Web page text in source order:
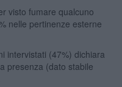
visto fumare qualcuno
nelle pertinenze esterne
intervistati (47%) dichiara
presenza (dato stabile